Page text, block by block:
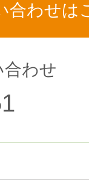
合わせは
わせ